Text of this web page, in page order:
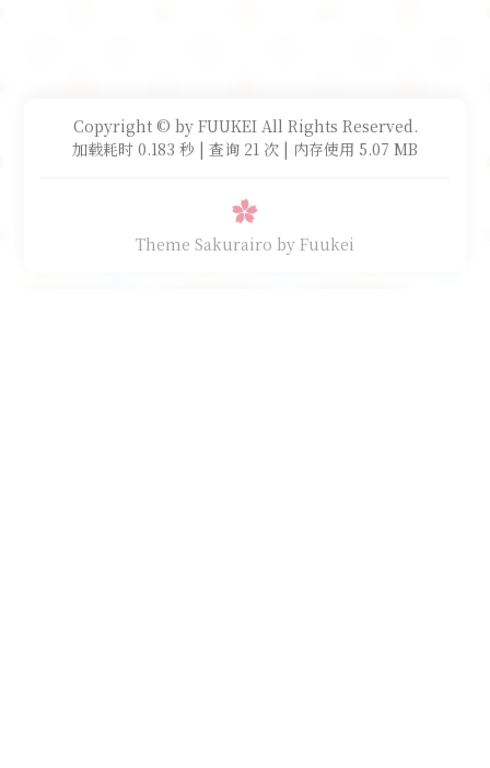
Copyright © by FUUKEI All Rights Reserved.
加载耗时 0.183 秒 | 查询 21 次 | 内存使用 5.07 MB
Theme Sakurairo by Fuukei